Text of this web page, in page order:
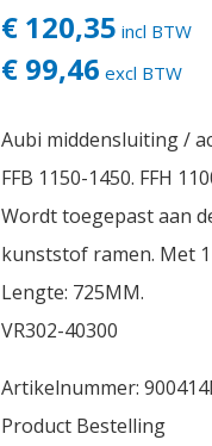
€ 120,35 incl BTW
€ 99,46 excl BTW
Aubi middensluiting /
FFB 1150-1450. FFH
Wordt toegepast aan
kunststof ramen. Met 1
Lengte: 725MM.
VR302-40300
Artikelnummer: 900414
Product Bestelling